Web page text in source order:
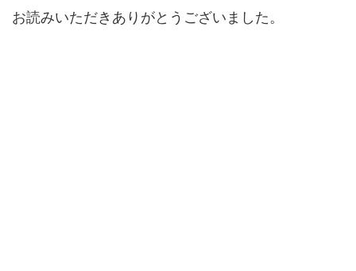
お読みいただきありがとうございました。